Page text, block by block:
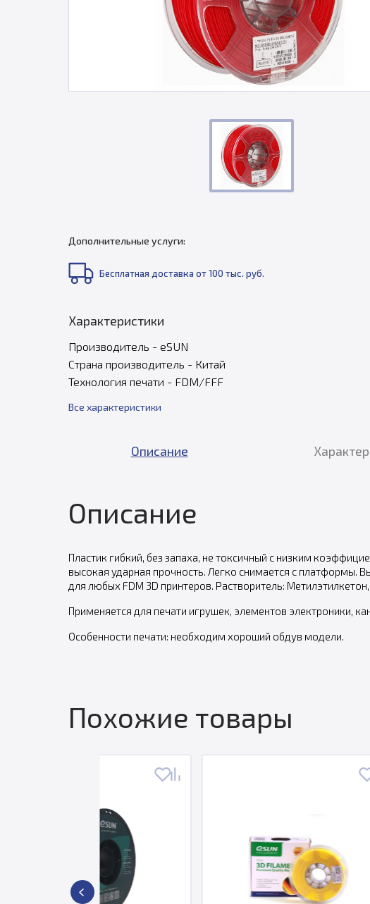
Дополнительные услуги:
Бесплатная доставка от 100 тыс. руб.
Характеристики
Производитель - eSUN
Страна производитель - Китай
Технология печати - FDM/FFF
Все характеристики
Описание
Описание
Пластик гибкий, без запаха, не токсичный с низким
высокая ударная прочность. Легко снимается с платформы.
для любых FDM 3D принтеров. Растворитель:
Применяется для печати игрушек, элементов электроники,
Особенности печати: необходим хороший обдув модели.
Похожие товары